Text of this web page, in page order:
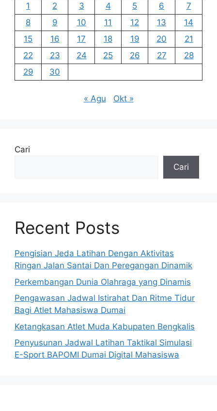
1
2 3 4 5 6
7
8
9 10 11 12 13
14
15
16 17 18 19 20
21
22
23 24 25 26 27
28
29
30
« Agu Okt »
Cari
Cari
Recent Posts
Pengisian Jeda Latihan Dengan Aktivitas
Ringan Jalan Santai Dan Peregangan Dinamik
Perkembangan Dunia Olahraga yang Dinamis
Pengawasan Jadwal Istirahat Dan Ritme Tidur
Bagi Atlet Mahasiswa Dumai
Ketangkasan Atlet Muda Kabupaten Bengkalis
Penyusunan Jadwal Latihan Taktikal Simulasi
E-Sport BAPOMI Dumai Digital Mahasiswa